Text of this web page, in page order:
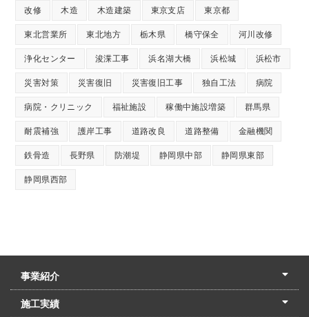
改修 木造 木造建築 東京支店 東京都
東北営業所 東北地方 栃木県 橋守保全 河川改修
浄化センター 浚渫工事 浜名湖大橋 浜松城 浜松市
災害対策 災害復旧 災害復旧工事 独自工法 病院
病院・クリニック 福祉施設 稼働中施設増築 群馬県
耐震補強 護岸工事 道路改良 道路整備 金融機関
鉄骨造 長野県 防潮堤 静岡県中部 静岡県東部
静岡県西部
事業紹介
土木本部
建築本部
PPP・PFI
リフォーム・リノベーション
中村建設の家
施工実績